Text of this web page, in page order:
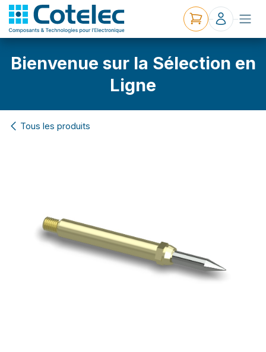
Bienvenue sur la Sélection en
Ligne
Tous les produits